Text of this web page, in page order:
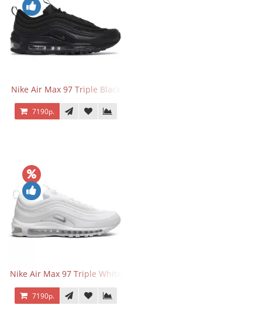
Nike Air Max 97 Triple Black
7190р.
Nike Air Max 97 Triple White
7190р.